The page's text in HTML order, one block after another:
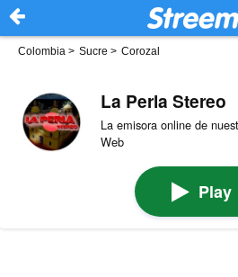
Colombia > Sucre > Corozal
La Perla Stereo
La emisora online de
Web
Play